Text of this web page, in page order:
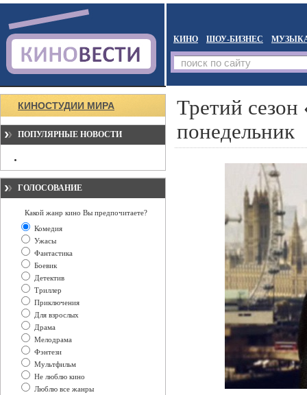
КИНО ШОУ-БИЗНЕС
КИНОСТУДИИ МИРА
ПОПУЛЯРНЫЕ НОВОСТИ
ГОЛОСОВАНИЕ
Какой жанр кино Вы предпочитаете?
Комедия
Ужасы
Фантастика
Боевик
Детектив
Триллер
Приключения
Для взрослых
Драма
Мелодрама
Фэнтези
Мультфильм
Не люблю кино
Люблю все жанры
Третий
понедельник